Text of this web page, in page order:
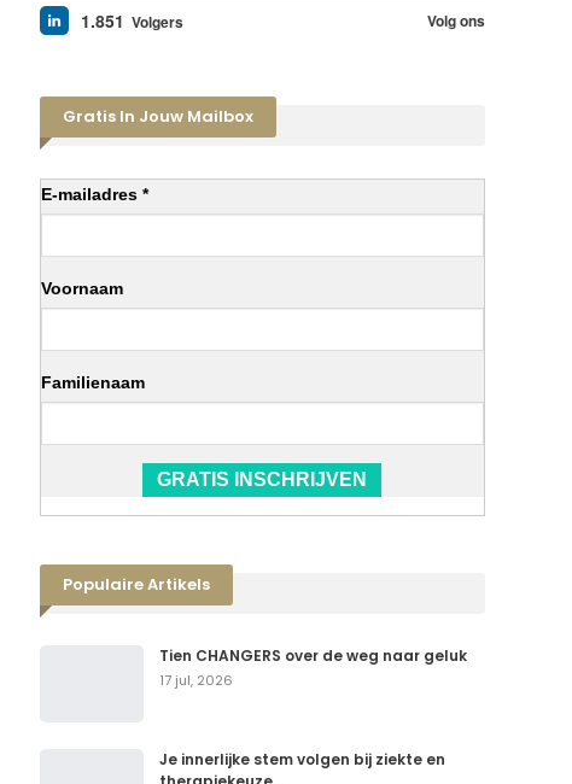
1.851 Volgers Volg ons
Gratis In Jouw Mailbox
E-mailadres *
Voornaam
Familienaam
GRATIS INSCHRIJVEN
Populaire Artikels
Tien CHANGERS over de weg naar geluk
17 jul, 2026
Je innerlijke stem volgen bij ziekte en